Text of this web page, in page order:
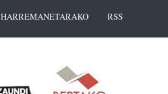
HARREMANETARAKO RSS